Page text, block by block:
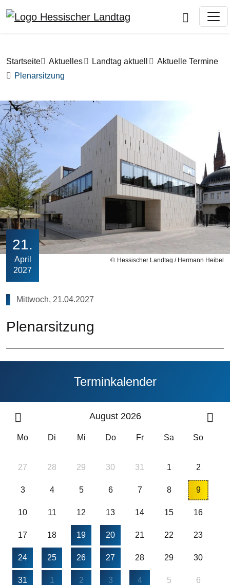
Pfadnavigation
Startseite Aktuelles Landtag aktuell
Aktuelle Termine
Plenarsitzung
Bilddatei
Hessischer Landtag / Hermann Heibel
21
April
2027
Mittwoch, 21.04.2027
Plenarsitzung
Terminkalender
August 2026
Mo Di Mi Do Fr Sa So
27 28 29 30 31 1 2
3 4 5 6 7 8 9
10 11 12 13 14 15 16
17 18 19 20 21 22 23
24 25 26 27 28 29 30
31 1 2 3 4 5 6